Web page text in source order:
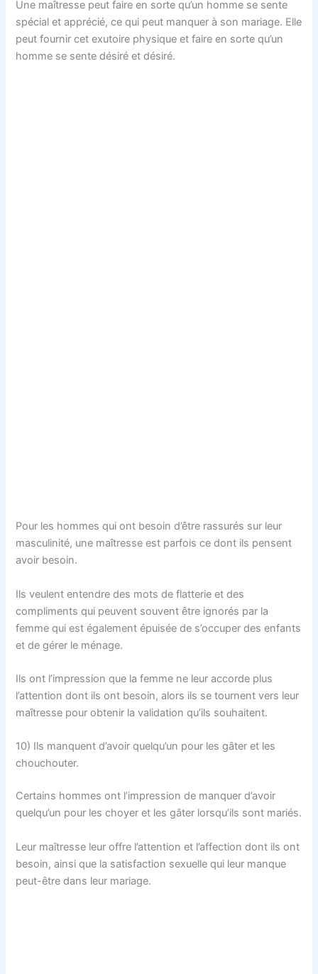
Une maîtresse peut faire en sorte qu’un homme se sente
spécial et apprécié, ce qui peut manquer à son mariage. Elle
peut fournir cet exutoire physique et faire en sorte qu’un
homme se sente désiré et désiré.
Pour les hommes qui ont besoin d’être rassurés sur leur
masculinité, une maîtresse est parfois ce dont ils pensent
avoir besoin.
Ils veulent entendre des mots de flatterie et des
compliments qui peuvent souvent être ignorés par la
femme qui est également épuisée de s’occuper des enfants
et de gérer le ménage.
Ils ont l’impression que la femme ne leur accorde plus
l’attention dont ils ont besoin, alors ils se tournent vers leur
maîtresse pour obtenir la validation qu’ils souhaitent.
10) Ils manquent d’avoir quelqu’un pour les gâter et les
chouchouter.
Certains hommes ont l’impression de manquer d’avoir
quelqu’un pour les choyer et les gâter lorsqu’ils sont mariés.
Leur maîtresse leur offre l’attention et l’affection dont ils ont
besoin, ainsi que la satisfaction sexuelle qui leur manque
peut-être dans leur mariage.